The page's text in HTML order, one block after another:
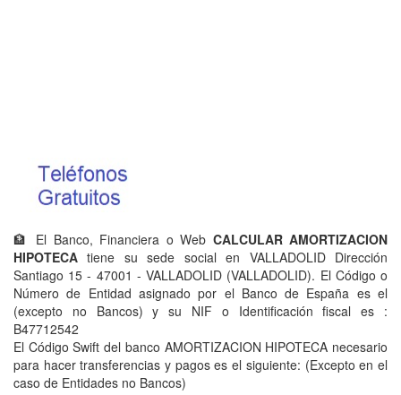
🏦 El Banco, Financiera o Web CALCULAR AMORTIZACION
HIPOTECA tiene su sede social en VALLADOLID Dirección
Santiago 15 - 47001 - VALLADOLID (VALLADOLID). El Código o
Número de Entidad asignado por el Banco de España es el
(excepto no Bancos) y su NIF o Identificación fiscal es :
B47712542
El Código Swift del banco AMORTIZACION HIPOTECA necesario
para hacer transferencias y pagos es el siguiente: (Excepto en el
caso de Entidades no Bancos)